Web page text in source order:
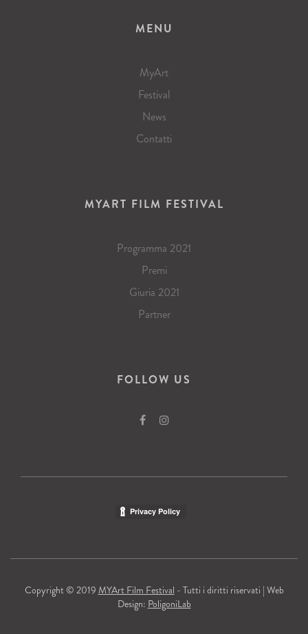
MENU
MyArt
Festival
News
Contatti
MYART FILM FESTIVAL
Programma 2021
Premi
Giuria 2021
Partner
FOLLOW US
Copyright © 2019 MYArt Film Festival - Tutti i diritti riservati | Web
Design: PoligoniLab